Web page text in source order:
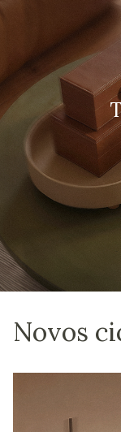
Novos